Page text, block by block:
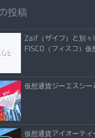
投稿
Zaif（ザイフ）と別々
FISCO（フィスコ）仮
仮想通貨ジーエスシー
仮想通貨アイオーティ